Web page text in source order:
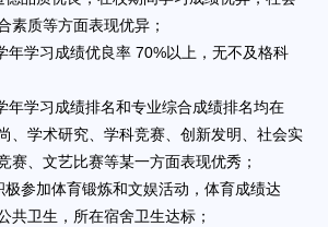
素质等方面表现优异；
学习成绩优良率 70%以上，无不及格科
学习成绩排名和专业综合成绩排名均在
、学术研究、学科竞赛、创新发明、社会实
赛、文艺比赛等某一方面表现优秀；
参加体育锻炼和文娱活动，体育成绩达
共卫生，所在宿舍卫生达标；